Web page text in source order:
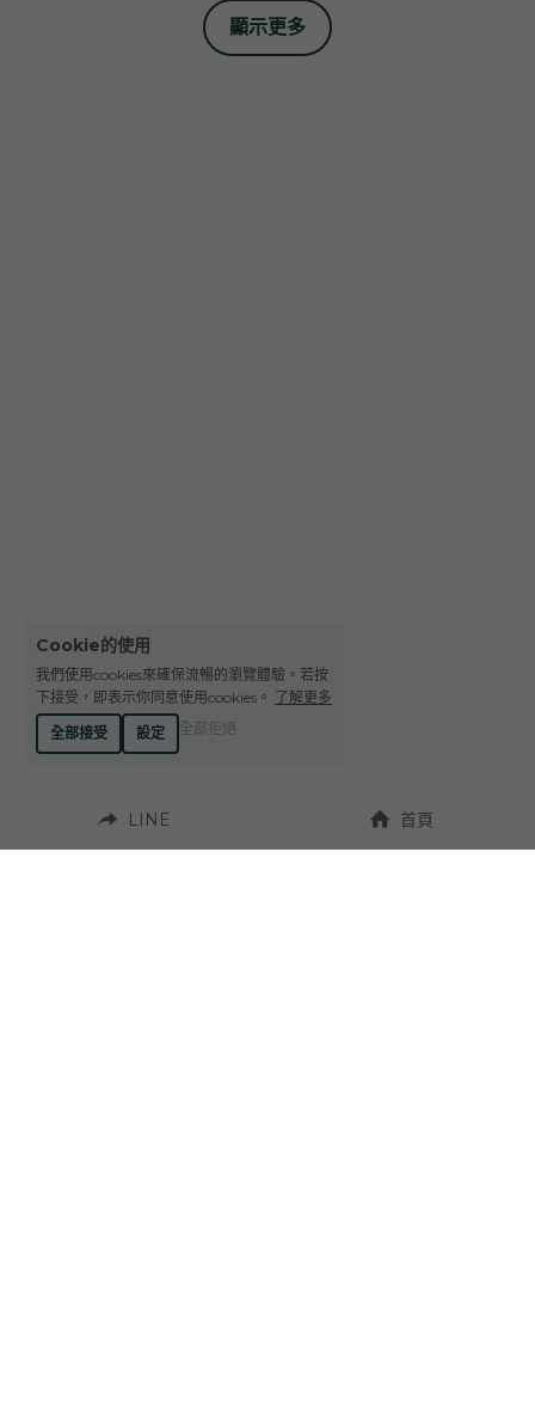
顯示更多
LINE 首頁
Cookie的使用
我們使用cookies來確保流暢的瀏覽體驗。若按
下接受，即表示你同意使用cookies。 了解更多
全部接受
設定 全部拒絕